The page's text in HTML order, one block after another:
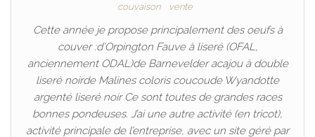
couvaison vente
Cette année je propose principalement des oeufs à
couver :d’Orpington Fauve à liseré (OFAL,
anciennement ODAL)de Barnevelder acajou à double
liseré noirde Malines coloris coucoude Wyandotte
argenté liseré noir Ce sont toutes de grandes races
bonnes pondeuses. J’ai une autre activité (en tricot),
activité principale de l’entreprise, avec un site géré par